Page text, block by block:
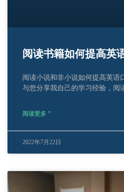
阅读书籍如何提高英
阅读小说和非小说如何提高英语
与您分享我自己的学习经验，阅
阅读更多 ”
2022年7月22日